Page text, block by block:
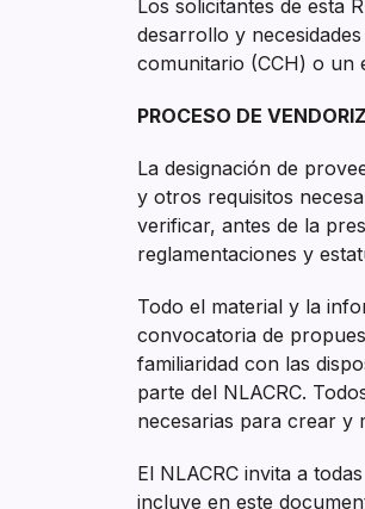
Los solicitantes de esta
desarrollo y
comunitario (CCH) o un
PROCESO DE
La designación de
y otros requisitos
verificar, antes de la
reglamentaciones y
Todo el material y la
convocatoria de
familiaridad con las
parte del NLACRC.
necesarias para crear y
El NLACRC invita a
incluye en este